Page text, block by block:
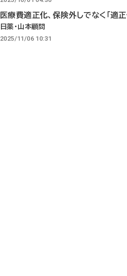
医療費適正化、保険外しでなく「適正
日薬・山本顧問
2025/11/06 10:31